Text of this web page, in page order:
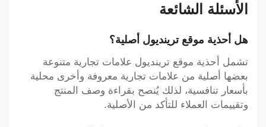
الأسئلة الشائعة
هل أحذية موقع ترينديول أصلية؟
تشمل أحذية موقع ترينديول علامات تجارية متنوعة
بعضها أصلية من علامات تجارية معروفة وأخرى محلية
بأسعار تنافسية، لذلك يُنصح بقراءة وصف المنتج
وتقييمات العملاء للتأكد من الأصلية.